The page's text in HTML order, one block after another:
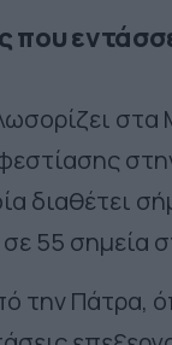
που
στα
διαθέτει
55 σημεία
την Πάτρα,